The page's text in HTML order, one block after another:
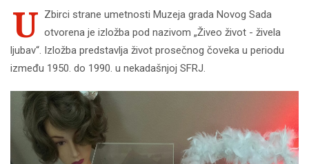
U Zbirci strane umetnosti Muzeja grada Novog Sada
otvorena je izložba pod nazivom „Živeo život - živela
ljubav“. Izložba predstavlja život prosečnog čoveka u periodu
između 1950. do 1990. u nekadašnjoj SFRJ.